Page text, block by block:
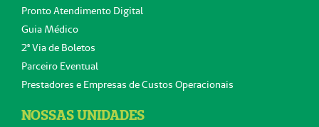
Pronto Atendimento Digital
Guia Médico
2ª Via de Boletos
Parceiro Eventual
Prestadores e Empresas de Custos Operacionais
NOSSAS UNIDADES